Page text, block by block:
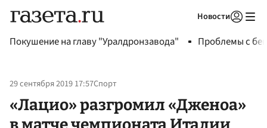
Новости
Покушение на главу "Уралдронзавода" Проблемы с
29 сентября 2019 17:57Спорт
«Лацио» разгромил «Дженоа»